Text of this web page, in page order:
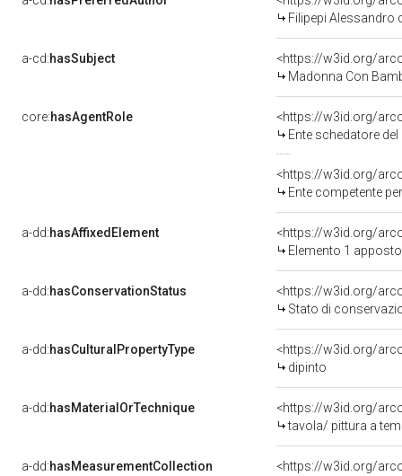
Filipepi Alessandro
a-cd:hasSubject
<https://w3id.org/
Madonna Con
core:hasAgentRole
<https://w3id.org/
Ente schedatore
<https://w3id.org/
Ente competente
a-dd:hasAffixedElement
<https://w3id.org/
Elemento 1
a-dd:hasConservationStatus
<https://w3id.org/
Stato di
a-dd:hasCulturalPropertyType
<https://w3id.org/
dipinto
a-dd:hasMaterialOrTechnique
<https://w3id.org/
tavola/ pittura a
a-dd:hasMeasurementCollection
<https://w3id.org/